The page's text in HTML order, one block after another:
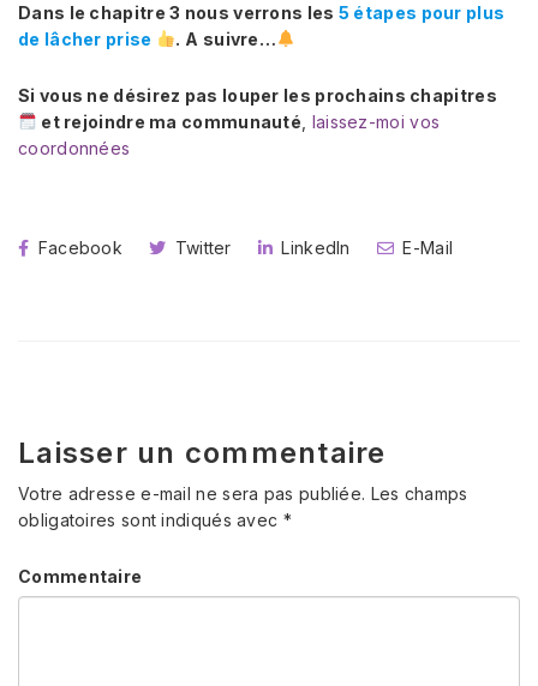
Dans le chapitre 3 nous verrons les 5 étapes pour plus
de lâcher prise
. A suivre…
Si vous ne désirez pas louper les prochains chapitres
et rejoindre ma communauté laissez-moi vos
coordonnées
Facebook Twitter LinkedIn E-Mail
Laisser un commentaire
Votre adresse e-mail ne sera pas publiée. Les champs
obligatoires sont indiqués avec *
Commentaire